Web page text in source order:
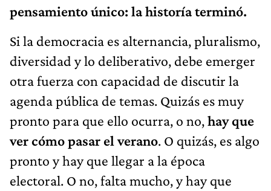
pensamiento único: la historía terminó.
Si la democracia es alternancia, pluralismo,
diversidad y lo deliberativo, debe emerger
otra fuerza con capacidad de discutir la
agenda pública de temas. Quizás es muy
pronto para que ello ocurra, o no,hay que
ver cómo pasar el verano. O quizás, es algo
pronto y hay que llegar a la época
electoral. O no, falta mucho, y hay que